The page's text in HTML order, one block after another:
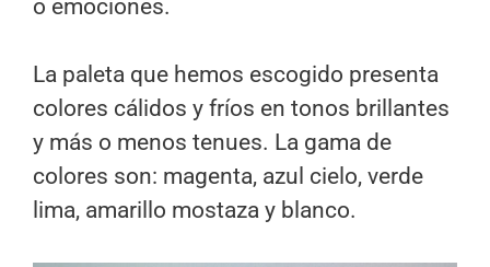
o emociones.
La paleta que hemos escogido presenta
colores cálidos y fríos en tonos brillantes
y más o menos tenues. La gama de
colores son: magenta, azul cielo, verde
lima, amarillo mostaza y blanco.